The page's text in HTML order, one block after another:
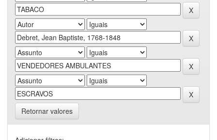
Retornar valores